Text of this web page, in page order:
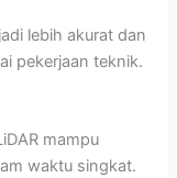
lebih akurat dan
pekerjaan teknik.
mampu
waktu singkat.